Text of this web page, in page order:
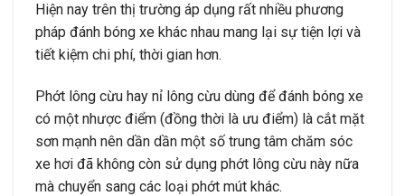
Hiện nay trên thị trường áp dụng rất nhiều phương
pháp đánh bóng xe khác nhau mang lại sự tiện lợi và
tiết kiệm chi phí, thời gian hơn.
Phớt lông cừu hay nỉ lông cừu dùng để đánh bóng xe
có một nhược điểm (đồng thời là ưu điểm) là cắt mặt
sơn mạnh nên dần dần một số trung tâm chăm sóc
xe hơi đã không còn sử dụng phớt lông cừu này nữa
mà chuyển sang các loại phớt mút khác.